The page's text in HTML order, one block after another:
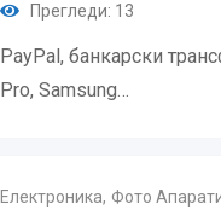
Прегледи: 13
PayPal, банкарски
Pro, Samsung…
Електроника, Фото